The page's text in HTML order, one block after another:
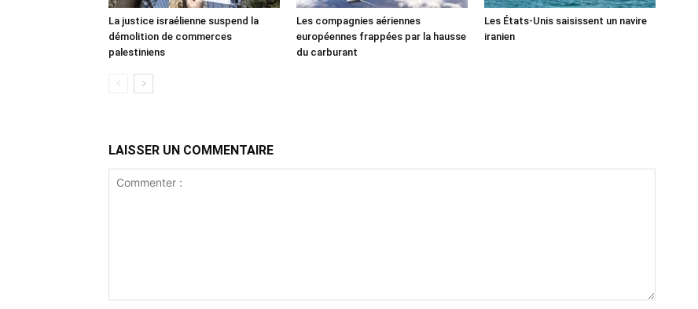
La justice israélienne suspend la
démolition de commerces
palestiniens
Les compagnies aériennes
européennes frappées par la hausse
du carburant
Les États-Unis saisissent un navire
iranien
LAISSER UN COMMENTAIRE